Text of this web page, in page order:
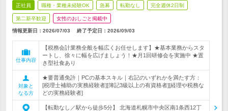
正社員 職種・業種未経験OK 急募 転勤なし 完全週休2日制
第二新卒歓迎 女性のおしごと掲載中
情報更新日：2026/07/03 終了予定日： 2026/09/03
仕事内容
【税務会計業務全般を幅広くお任せします】★基本業務からスタ
ートし、徐々に幅を広げましょう！★月1回研修会を実施中 ★置
き型社食あり
対象と
なる方
★要普通免許｜PCの基本スキル｜右記のいずれかを満たす方：
[税理士補助の実務経験者][簿記3級以上の有資格者][経理や税務な
どの実務経験者]
【転勤なし／駅から徒歩5分】 北海道札幌市中央区南1条西12丁